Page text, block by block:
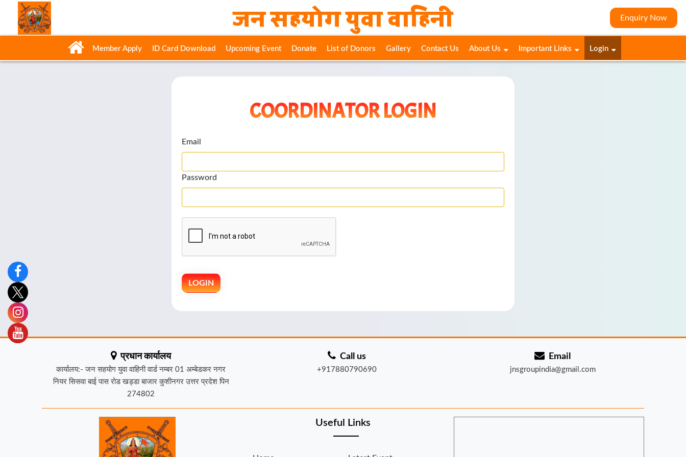
जन सहयोग युवा वाहिनी Enquiry Now
Member Apply ID Card Download Upcoming Event Donate List of Donors Gallery Contact Us About Us Important Links Login
COORDINATOR LOGIN
Email
Password
प्रधान कार्यालय
कार्यालय:- जन सहयोग युवा वाहिनी वार्ड नम्बर 01 अम्बेडकर नगर
नियर सिसवा बाई पास रोड खड्डा बाजार कुशीनगर उत्तर प्रदेश पिन
274802
Call us
+917880790690
Email
jnsgroupindia@gmail.com
Useful Links